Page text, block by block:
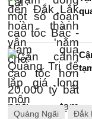
Quảng Ngãi Đắk